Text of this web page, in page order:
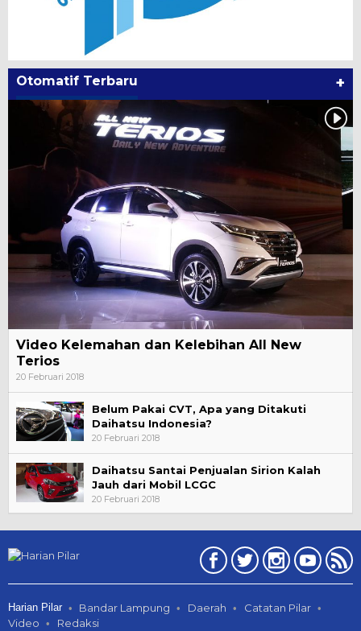
Otomatif Terbaru +
Video Kelemahan dan Kelebihan All New
Terios
20 Februari 2018
Belum Pakai CVT, Apa yang Ditakuti
Daihatsu Indonesia?
20 Februari 2018
Daihatsu Santai Penjualan Sirion Kalah
Jauh dari Mobil LCGC
20 Februari 2018
Harian Pilar Bandar Lampung Daerah
Catatan Pilar
Video
Redaksi